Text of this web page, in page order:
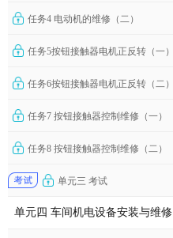
任务4 电动机的维修（二）
任务5按钮接触器电机正反转（一）
任务6按钮接触器电机正反转（二）
任务7 按钮接触器控制维修（一）
任务8 按钮接触器控制维修（二）
单元三 考试
单元四 车间机电设备安装与维修